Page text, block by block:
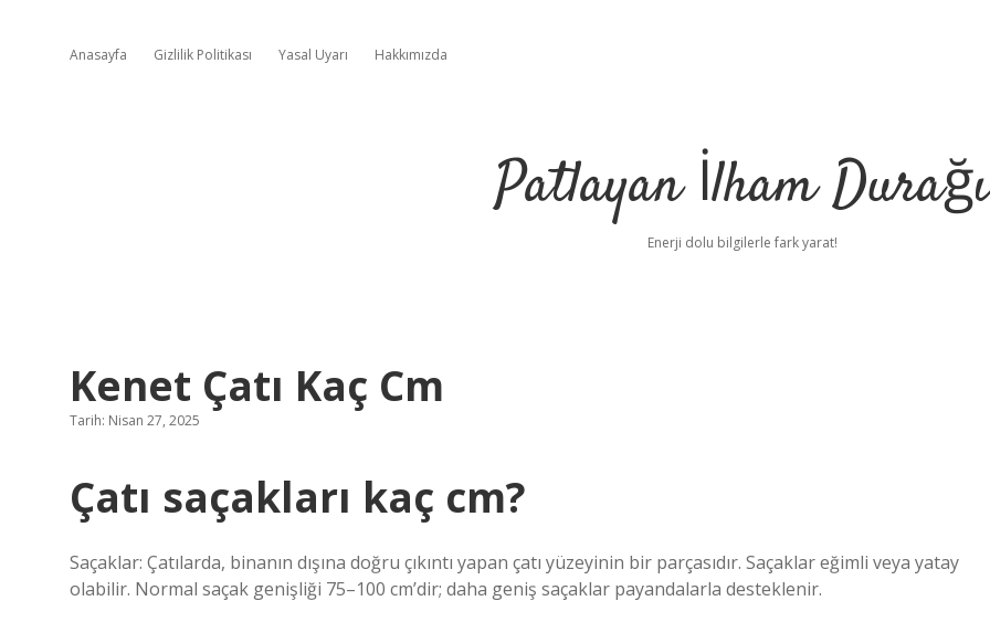
Anasayfa Gizlilik Politikası Yasal Uyarı Hakkımızda
Patlayan İlham Durağı
Enerji dolu bilgilerle fark yarat!
Kenet Çatı Kaç Cm
Tarih: Nisan 27, 2025
Çatı saçakları kaç cm?
Saçaklar: Çatılarda, binanın dışına doğru çıkıntı yapan çatı yüzeyinin bir parçasıdır. Saçaklar eğimli veya yatay
olabilir. Normal saçak genişliği 75–100 cm’dir; daha geniş saçaklar payandalarla desteklenir.